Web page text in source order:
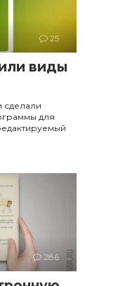
25
виды
сделали
для
286